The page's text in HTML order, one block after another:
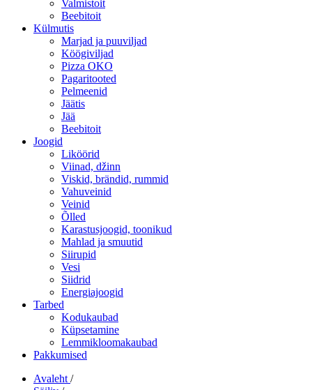
Valmistoit
Beebitoit
Külmutis
Marjad ja puuviljad
Köögiviljad
Pizza OKO
Pagaritooted
Pelmeenid
Jäätis
Jää
Beebitoit
Joogid
Liköörid
Viinad, džinn
Viskid, brändid, rummid
Vahuveinid
Veinid
Õlled
Karastusjoogid, toonikud
Mahlad ja smuutid
Siirupid
Vesi
Siidrid
Energiajoogid
Tarbed
Kodukaubad
Küpsetamine
Lemmikloomakaubad
Pakkumised
Avaleht /